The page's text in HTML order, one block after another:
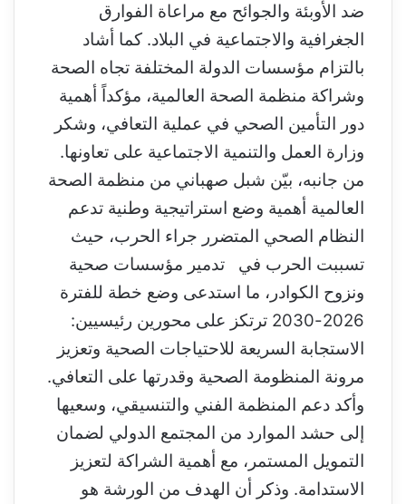
ضد الأوبئة والجوائح مع مراعاة الفوارق
الجغرافية والاجتماعية في البلاد. كما أشاد
بالتزام مؤسسات الدولة المختلفة تجاه الصحة
وشراكة منظمة الصحة العالمية، مؤكداً أهمية
دور التأمين الصحي في عملية التعافي، وشكر
وزارة العمل والتنمية الاجتماعية على تعاونها.
من جانبه، بيّن شبل صهباني من منظمة الصحة
العالمية أهمية وضع استراتيجية وطنية تدعم
النظام الصحي المتضرر جراء الحرب، حيث
تسببت الحرب في تدمير مؤسسات صحية
ونزوح الكوادر، ما استدعى وضع خطة للفترة
2026-2030
ترتكز على محورين رئيسيين:
الاستجابة السريعة للاحتياجات الصحية وتعزيز
مرونة المنظومة الصحية وقدرتها على التعافي.
وأكد دعم المنظمة الفني والتنسيقي، وسعيها
إلى حشد الموارد من المجتمع الدولي لضمان
التمويل المستمر، مع أهمية الشراكة لتعزيز
الاستدامة. وذكر أن الهدف من الورشة هو